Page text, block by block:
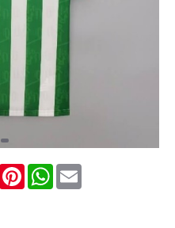
PinterestWhatsApp
Email